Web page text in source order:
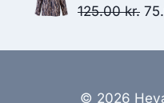
was:
125.00kr.
© 2026